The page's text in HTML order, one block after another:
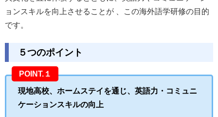
ョンスキルを向上させることが 、この海外語学研修の目的
です。
５つのポイント
POINT.１
現地高校、ホームステイを通じ、英語力・コミュニ
ケーションスキルの向上